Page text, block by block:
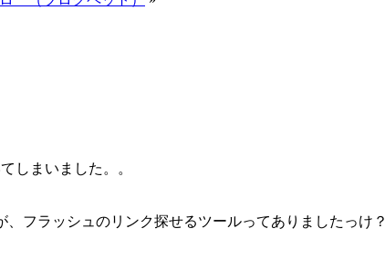
しまいました。。
フラッシュのリンク探せるツールってありましたっけ？